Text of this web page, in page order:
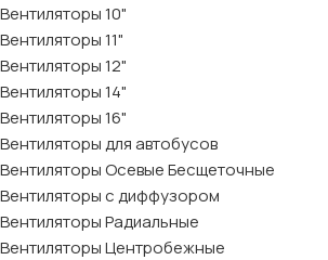
Вентиляторы 10"
Вентиляторы 11"
Вентиляторы 12"
Вентиляторы 14"
Вентиляторы 16"
Вентиляторы для автобусов
Вентиляторы Осевые Бесщеточные
Вентиляторы с диффузором
Вентиляторы Радиальные
Вентиляторы Центробежные